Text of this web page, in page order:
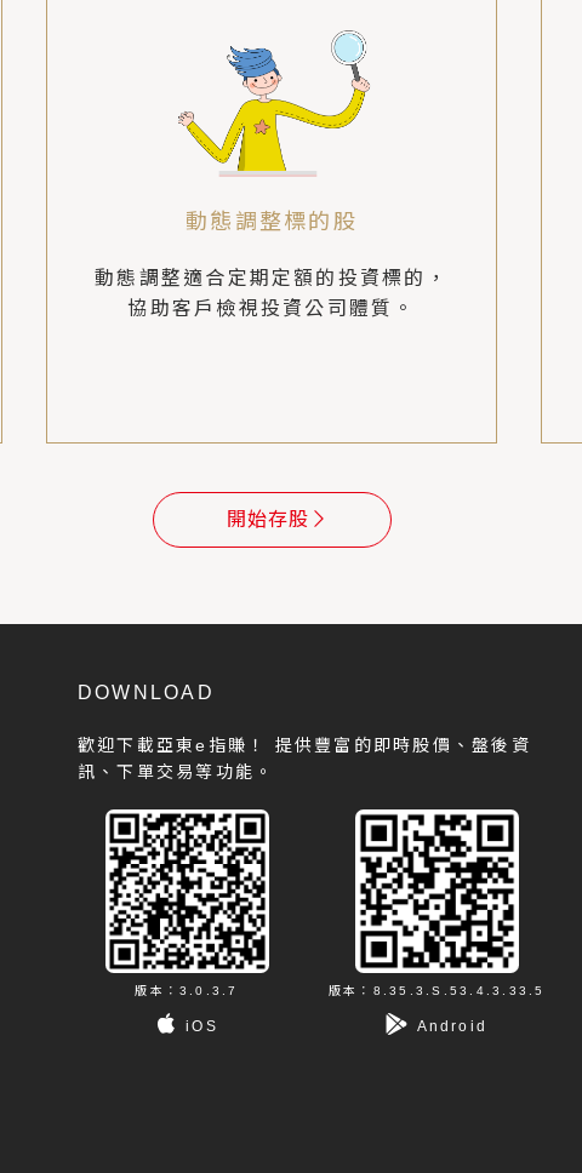
動態調整標的股
動態調整適合定期定額的投資標的，
協助客戶檢視投資公司體質。
開始存股
DOWNLOAD
歡迎下載亞東e指賺！
提供豐富的即時股價、盤後資
訊、下單交易等功能。
版本：3.0.3.7
iOS
版本：8.35.3.S.53.4.3.33.5
Android